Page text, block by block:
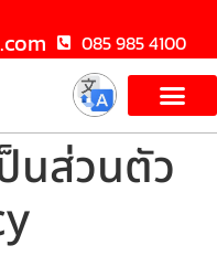
085 985 4100
นส่วนตัว